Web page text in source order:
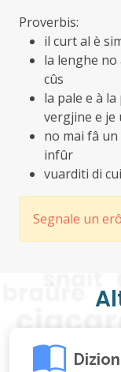
Proverbis:
il curt al è
la lenghe no
cûs
la pale e à
vergjine e je
no mai fâ
infûr
vuarditi di
Segnale un